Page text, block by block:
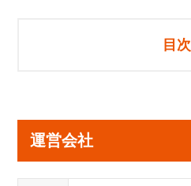
目次
メディアについて
編集部について
監修・運営体制について
運営会社